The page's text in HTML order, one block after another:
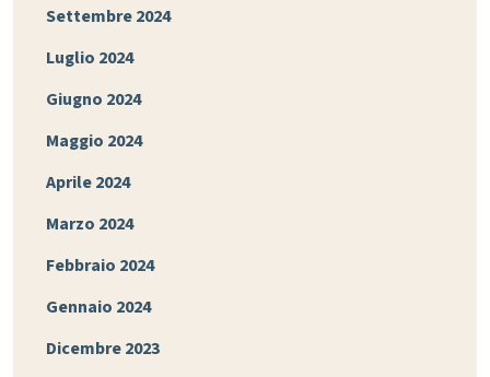
Settembre 2024
Luglio 2024
Giugno 2024
Maggio 2024
Aprile 2024
Marzo 2024
Febbraio 2024
Gennaio 2024
Dicembre 2023